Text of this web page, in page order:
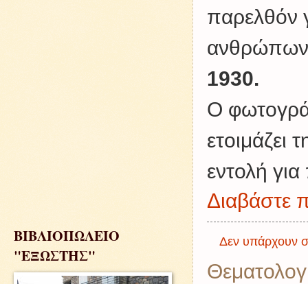
παρελθόν
1930.
Ο
ετοιμάζει
εντολή
Διαβάστε
Δεν υπάρχουν
ΒΙΒΛΙΟΠΩΛΕΙΟ
"ΕΞΩΣΤΗΣ"